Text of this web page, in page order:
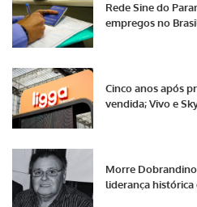
Rede Sine do
empregos no
Cinco anos após
vendida; Vivo e
Morre
liderança